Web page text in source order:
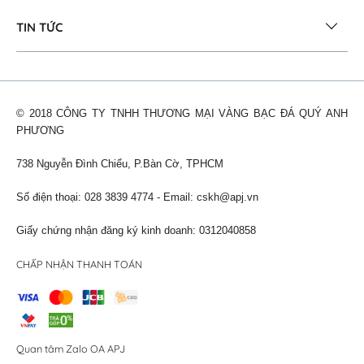
TIN TỨC
© 2018 CÔNG TY TNHH THƯƠNG MẠI VÀNG BẠC ĐÁ QUÝ ANH
PHƯƠNG
738 Nguyễn Đình Chiểu, P.Bàn Cờ, TPHCM
Số điện thoại: 028 3839 4774 - Email: cskh@apj.vn
Giấy chứng nhận đăng ký kinh doanh: 0312040858
CHẤP NHẬN THANH TOÁN
Quan tâm Zalo OA APJ